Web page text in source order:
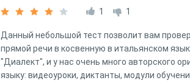
1 1
Данный небольшой тест позволит вам
прямой речи в косвенную в итальянском
"Диалект", и у нас очень много авторского
языку: видеоуроки, диктанты, модули